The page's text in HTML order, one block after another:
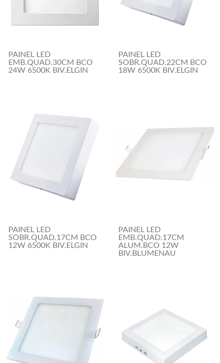
PAINEL LED
EMB.QUAD.30CM BCO
24W 6500K BIV.ELGIN
PAINEL LED
SOBR.QUAD.22CM BCO
18W 6500K BIV.ELGIN
PAINEL LED
SOBR.QUAD.17CM BCO
12W 6500K BIV.ELGIN
PAINEL LED
EMB.QUAD.17CM
ALUM.BCO 12W
BIV.BLUMENAU